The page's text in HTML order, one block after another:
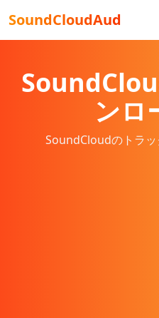
SoundCloudAud
ンロ
SoundCloudのトラ